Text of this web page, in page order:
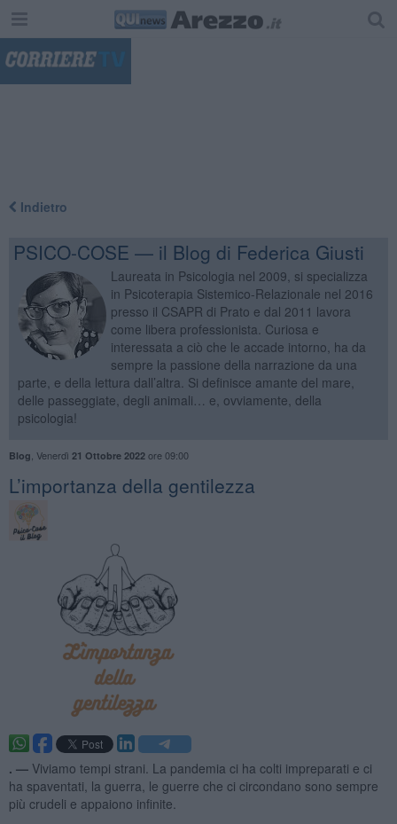
Indietro
PSICO-COSE — il Blog di Federica Giusti
Laureata in Psicologia nel 2009, si specializza
in Psicoterapia Sistemico-Relazionale nel 2016
presso il CSAPR di Prato e dal 2011 lavora
come libera professionista. Curiosa e
interessata a ciò che le accade intorno, ha da
sempre la passione della narrazione da una
parte, e della lettura dall’altra. Si definisce amante del mare,
delle passeggiate, degli animali… e, ovviamente, della
psicologia!
Blog Venerdì 21 Ottobre 2022ore 09:00
​L’importanza della gentilezza
. — Viviamo tempi strani. La pandemia ci ha colti impreparati e ci
ha spaventati, la guerra, le guerre che ci circondano sono sempre
più crudeli e appaiono infinite.